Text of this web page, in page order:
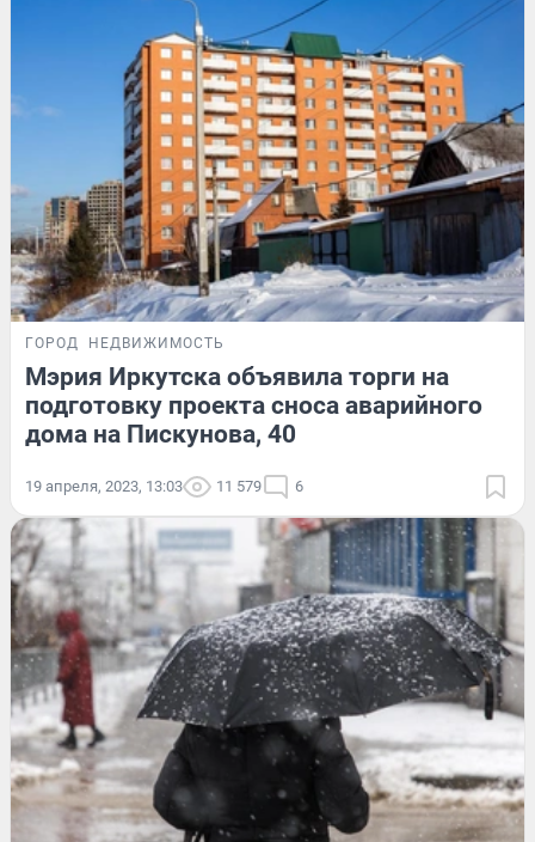
ГОРОД НЕДВИЖИМОСТЬ
Мэрия Иркутска объявила торги на
подготовку проекта сноса аварийного
дома на Пискунова, 40
19 апреля, 2023, 13:03 11 579 6